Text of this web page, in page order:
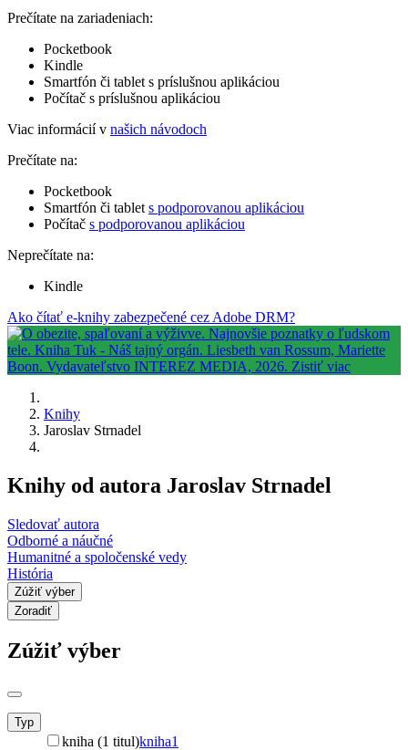
Prečítate na zariadeniach:
Pocketbook
Kindle
Smartfón či tablet s príslušnou aplikáciou
Počítač s príslušnou aplikáciou
Viac informácií v našich návodoch
Prečítate na:
Pocketbook
Smartfón či tablet s podporovanou aplikáciou
Počítač s podporovanou aplikáciou
Neprečítate na:
Kindle
Ako čítať e-knihy zabezpečené cez Adobe DRM?
Knihy
Jaroslav Strnadel
Knihy od autora Jaroslav Strnadel
Sledovať autora
Odborné a náučné
Humanitné a spoločenské vedy
História
Zúžiť výber
Zoradiť
Zúžiť výber
Typ
kniha (1 titul)kniha1